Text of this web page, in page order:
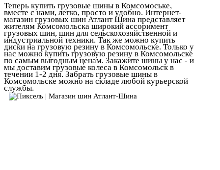
Теперь купить грузовые шины в Комсомоське,
вместе с нами, легко, просто и удобно. Интернет-
магазин грузовых шин Атлант Шина представляет
жителям Комсомольска широкий ассоримент
грузовых шин, шин для сельскохозяйственной и
индустриальной техники. Так же можно купить
диски на грузовую резину в Комсомольске. Только у
нас можно купить грузовую резину в Комсомольске
по самым выгодным ценам. Закажите шины у нас - и
мы доставим грузовые колеса в Комсомольск в
течении 1-2 дня. Забрать грузовые шины в
Комсомольске можно на складе любой курьерской
службы.